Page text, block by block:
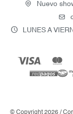
Nuevo
LUNES A
© Copyright 2026 /